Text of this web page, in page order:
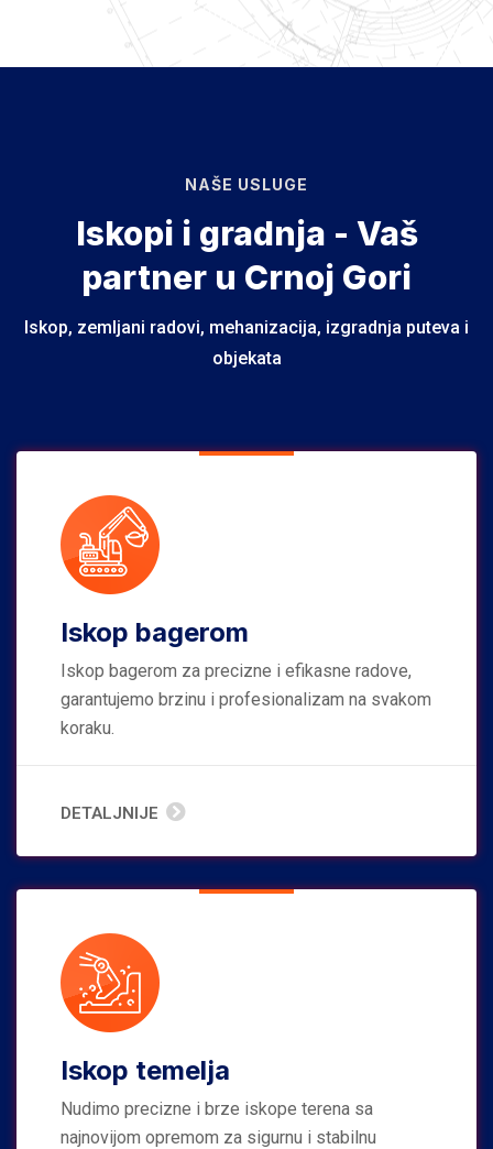
NAŠE USLUGE
Iskopi i gradnja - Vaš
partner u Crnoj Gori
Iskop, zemljani radovi, mehanizacija, izgradnja puteva i
objekata
Iskop bagerom
Iskop bagerom za precizne i efikasne radove,
garantujemo brzinu i profesionalizam na svakom
koraku.
DETALJNIJE
Iskop temelja
Nudimo precizne i brze iskope terena sa
najnovijom opremom za sigurnu i stabilnu